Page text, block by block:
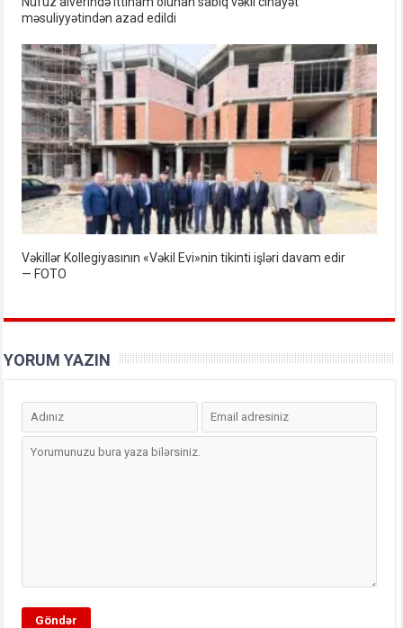
məsuliyyətindən azad edildi
Vəkillər Kollegiyasının «Vəkil Evi»nin tikinti işləri davam edir
— FOTO
YORUM YAZIN